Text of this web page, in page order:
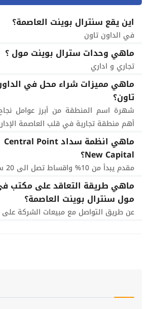
اين يقع سنترال بوينت العاصمة؟
في الداون تاون
ماهي وحدات سترال بوينت مول ؟
تجاري و اداري
ماهي مميزات شراء محل في
تاون؟
شهرة اسم المنطقة من أبرز عوامل
أهم منطقة تجارية في قلب العاصمة
ماهي انظمة سداد Central Point
New Capital؟
مقدم يبدأ من 10% واقساط تصل الى 20 سنة
ماهي طريقة التعاقد على مكتب
مول سنترال بوينت العاصمة؟
عن طريق التواصل مع مبيعات الشركة على 01040305220